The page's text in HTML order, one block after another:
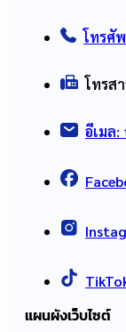
โทรศั
โทรส
อีเมล:
แผนผังเว็บไซต์